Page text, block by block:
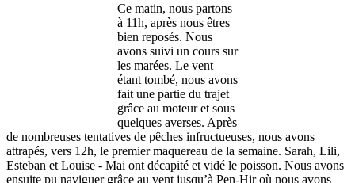
Ce matin, nous partons
à 11h, après nous êtres
bien reposés. Nous
avons suivi un cours sur
les marées. Le vent
étant tombé, nous avons
fait une partie du trajet
grâce au moteur et sous
quelques averses. Après
de nombreuses tentatives de pêches infructueuses, nous avons
attrapés, vers 12h, le premier maquereau de la semaine. Sarah, Lili,
Esteban et Louise - Mai ont décapité et vidé le poisson. Nous avons
ensuite pu naviguer grâce au vent jusqu’à Pen-Hir où nous avons